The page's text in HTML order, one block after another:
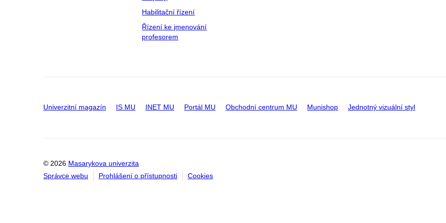
Habilitační řízení
Řízení ke jmenování
profesorem
Univerzitní magazín IS MU INET MU Portál MU Obchodní centrum MU Munishop Jednotný vizuální styl
© 2026 Masarykova univerzita
Správce webu
Prohlášení o přístupnosti Cookies